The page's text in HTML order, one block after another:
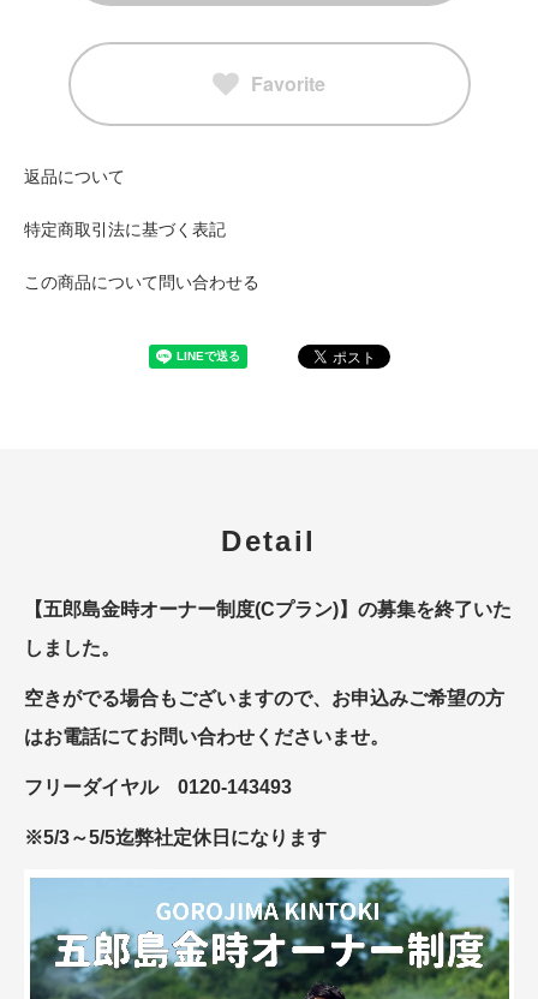
Favorite
返品について
特定商取引法に基づく表記
この商品について問い合わせる
Detail
【五郎島金時オーナー制度(Cプラン)】の募集を終了いた
しました。
空きがでる場合もございますので、お申込みご希望の方
はお電話にてお問い合わせくださいませ。
フリーダイヤル 0120-143493
※5/3～5/5迄弊社定休日になります